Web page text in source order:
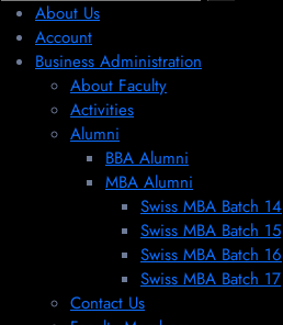
About Us
Account
Business Administration
About Faculty
Activities
Alumni
BBA Alumni
MBA Alumni
Swiss MBA Batch 14
Swiss MBA Batch 15
Swiss MBA Batch 16
Swiss MBA Batch 17
Contact Us